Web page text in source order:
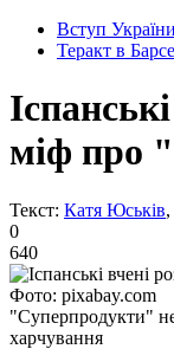
Вступ
Теракт в
міф про
Текст: Катя Юськів
0
640
Фото: pixabay.com
"Суперпродукти"
харчування